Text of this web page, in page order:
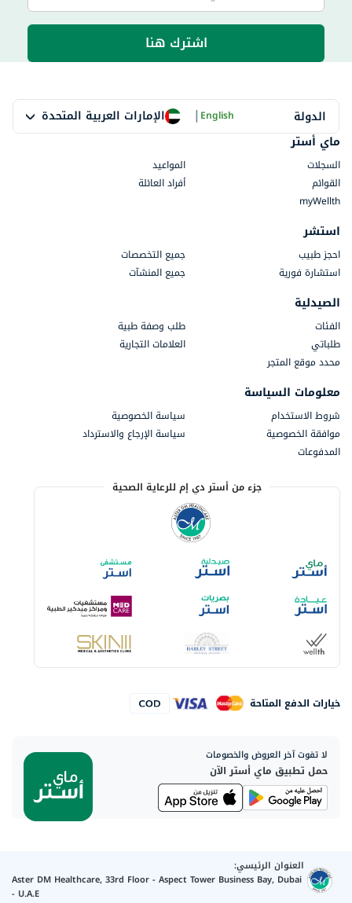
اشترك هنا
الدولة الإمارات العربية المتحدة |English
ماي أستر
السجلات
المواعيد
القوائم
أفراد العائلة
myWellth
استشر
احجز طبيب
جميع التخصصات
استشارة فورية
جميع المنشآت
الصيدلية
الفئات
طلب وصفة طبية
طلباتي
العلامات التجارية
محدد موقع المتجر
معلومات السياسة
شروط الاستخدام
سياسة الخصوصية
موافقة الخصوصية
سياسة الإرجاع والاسترداد
المدفوعات
جزء من أستر دي إم للرعاية الصحية
خيارات الدفع المتاحة
لا تفوت آخر العروض والخصومات
حمل تطبيق ماي أستر الآن
العنوان الرئيسي:
Aster DM Healthcare, 33rd Floor - Aspect Tower Business Bay, Dubai
- U.A.E